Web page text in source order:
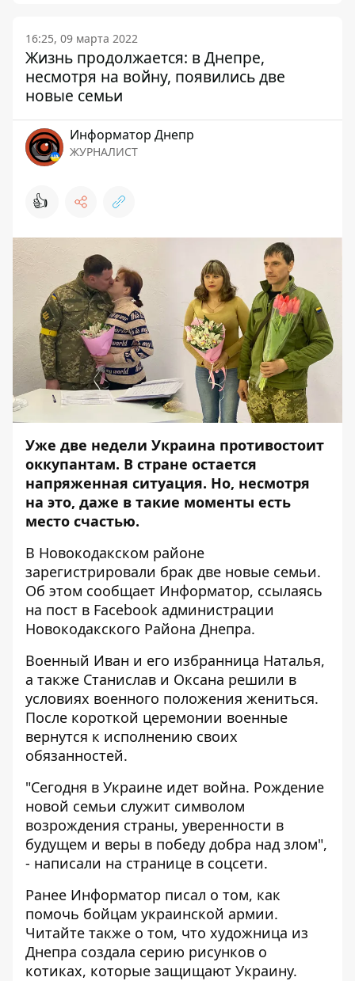
16:25, 09 марта 2022
Жизнь продолжается: в Днепре,
несмотря на войну, появились две
новые семьи
Информатор Днепр
ЖУРНАЛИСТ
👍
Уже две недели Украина противостоит
оккупантам. В стране остается
напряженная ситуация. Но, несмотря
на это, даже в такие моменты есть
место счастью.
В Новокодакском районе
зарегистрировали брак две новые семьи.
Об этом сообщает Информатор, ссылаясь
на пост в Facebook администрации
Новокодакского Района Днепра.
Военный Иван и его избранница Наталья,
а также Станислав и Оксана решили в
условиях военного положения жениться.
После короткой церемонии военные
вернутся к исполнению своих
обязанностей.
"Сегодня в Украине идет война. Рождение
новой семьи служит символом
возрождения страны, уверенности в
будущем и веры в победу добра над злом",
- написали на странице в соцсети.
Ранее Информатор писал о том, как
помочь бойцам украинской армии.
Читайте также о том, что художница из
Днепра создала серию рисунков о
котиках, которые защищают Украину.